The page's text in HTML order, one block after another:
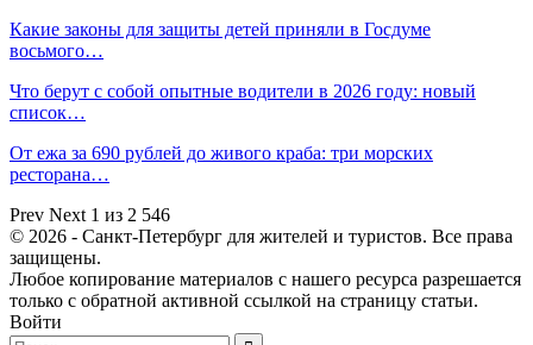
Какие законы для защиты детей приняли в Госдуме
восьмого…
Что берут с собой опытные водители в 2026 году: новый
список…
От ежа за 690 рублей до живого краба: три морских
ресторана…
Prev Next 1 из 2 546
© 2026 - Санкт-Петербург для жителей и туристов. Все права
защищены.
Любое копирование материалов с нашего ресурса разрешается
только с обратной активной ссылкой на страницу статьи.
Войти